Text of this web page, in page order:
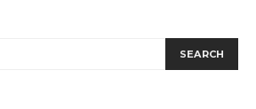
SEARCH